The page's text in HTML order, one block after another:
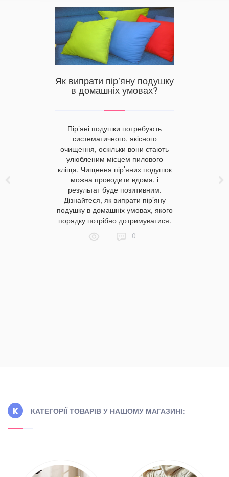
Як випрати пір’яну подушку
в домашніх умовах?
Пір’яні подушки потребують
систематичного, якісного
очищення, оскільки вони стають
улюбленим місцем пилового
кліща. Чищення пір’яних подушок
можна проводити вдома, і
результат буде позитивним.
Дізнайтеся, як випрати пір’яну
подушку в домашніх умовах, якого
порядку потрібно дотримуватися.
0
КАТЕГОРІЇ ТОВАРІВ У НАШОМУ МАГАЗИНІ: